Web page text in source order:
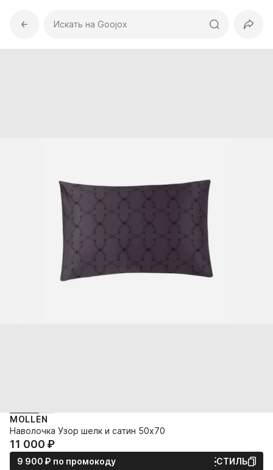
Искать на Goojox
MOLLEN
Наволочка Узор шелк и сатин 50х70
11 000⁠ ⁠₽
9 900⁠ ⁠₽ по промокоду СТИЛЬ